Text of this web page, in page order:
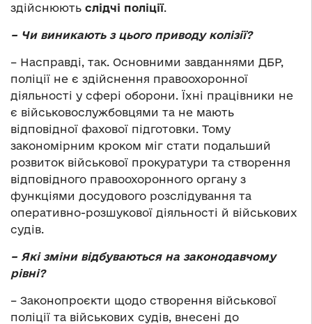
здійснюють слідчі поліції.
– Чи виникають з цього приводу колізії?
– Насправді, так. Основними завданнями ДБР,
поліції не є здійснення правоохоронної
діяльності у сфері оборони. Їхні працівники не
є військовослужбовцями та не мають
відповідної фахової підготовки. Тому
закономірним кроком міг стати подальший
розвиток військової прокуратури та створення
відповідного правоохоронного органу з
функціями досудового розслідування та
оперативно-розшукової діяльності й військових
судів.
– Які зміни відбуваються на законодавчому
рівні?
– Законопроєкти щодо створення військової
поліції та військових судів, внесені до